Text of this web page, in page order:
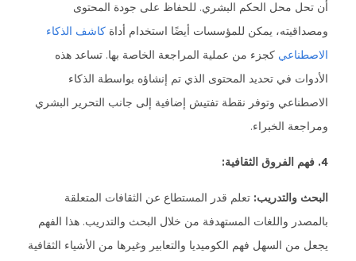
أن تحل محل الحكم البشري. للحفاظ على جودة المحتوى
ومصداقيته، يمكن للمؤسسات أيضًا استخدام أداة كاشف الذكاء
الاصطناعي كجزء من عملية المراجعة الخاصة بها. تساعد هذه
الأدوات في تحديد المحتوى الذي تم إنشاؤه بواسطة الذكاء
الاصطناعي وتوفر نقطة تفتيش إضافية إلى جانب التحرير البشري
ومراجعة الخبراء.
4. فهم الفروق الثقافية:
البحث والتدريب: تعلم قدر المستطاع عن الثقافات المتعلقة
بالمصدر واللغات المستهدفة من خلال البحث والتدريب. هذا الفهم
يجعل من السهل فهم الكوميديا والتعابير وغيرها من الأشياء الثقافية